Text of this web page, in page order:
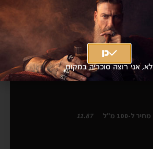
ירדן סירה 750 מ״ל
Yarden Syrah 750ml
|
₪89מחיר אילת
מחיר ל-100 מ"ל 11.87
כן
לא, אני רוצה סוכריה במקום